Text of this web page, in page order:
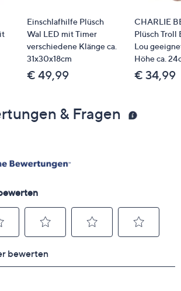
Einschlafhilfe Plüsch
Wal LED mit Timer
verschiedene Klänge ca.
31x30x18cm
€ 49,99
CHARLIE
Plüsch Troll
Lou
Höhe ca.
€ 34,99
& Fragen